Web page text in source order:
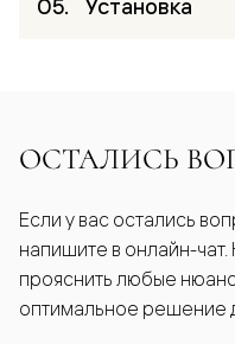
Установка
ОСТАЛИСЬ
Если у вас остались
напишите в онлайн-
прояснить любые
оптимальное решение